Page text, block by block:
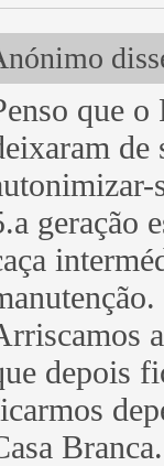
que
de
geração
depois
Branca.